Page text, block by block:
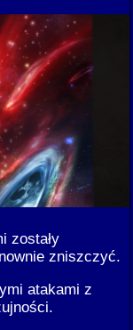
zostały
zniszczyć.
atakami z